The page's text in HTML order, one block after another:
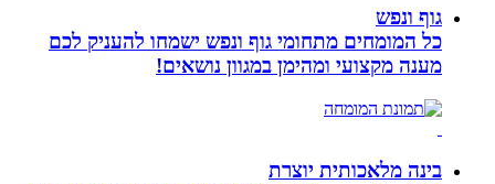
גוף ונפש
כל המומחים מתחומי גוף ונפש ישמחו להעניק לכם
מענה מקצועי ומהימן במגוון נושאים!
בינה מלאכותית יוצרת